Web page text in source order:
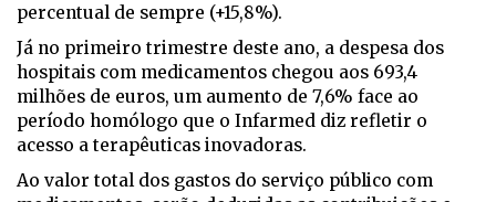
percentual de sempre (+15,8%).
Já no primeiro trimestre deste ano, a despesa dos
hospitais com medicamentos chegou aos 693,4
milhões de euros, um aumento de 7,6% face ao
período homólogo que o Infarmed diz refletir o
acesso a terapêuticas inovadoras.
Ao valor total dos gastos do serviço público com